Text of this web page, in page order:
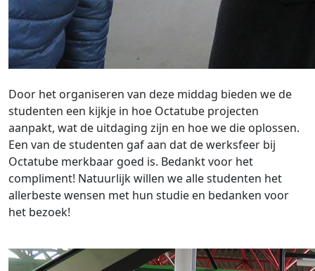
Door het organiseren van deze middag bieden we de
studenten een kijkje in hoe Octatube projecten
aanpakt, wat de uitdaging zijn en hoe we die oplossen.
Een van de studenten gaf aan dat de werksfeer bij
Octatube merkbaar goed is. Bedankt voor het
compliment! Natuurlijk willen we alle studenten het
allerbeste wensen met hun studie en bedanken voor
het bezoek!